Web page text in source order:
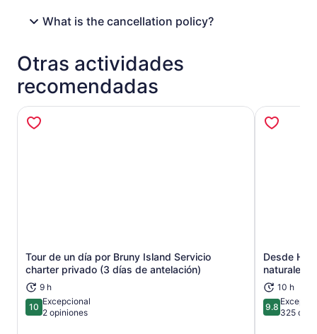
What is the cancellation policy?
Otras actividades
recomendadas
Tour de un día por Bruny Island Servicio
charter privado (3 días de antelación)
9 h
1010 de 10
Excepcional
2 opiniones
Se abrirá en una nueva pestaña
Desde
naturaleza
10 h
9.89.8 de 10
325